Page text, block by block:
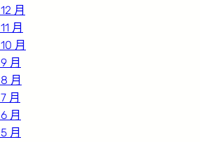
月
月
月
月
月
月
月
月